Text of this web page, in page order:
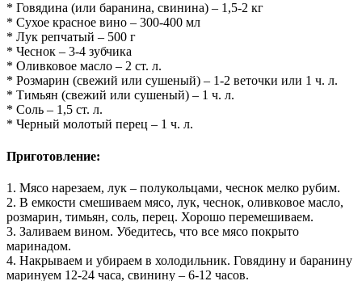
* Говядина (или баранина, свинина) – 1,5-2 кг
* Сухое красное вино – 300-400 мл
* Лук репчатый – 500 г
* Чеснок – 3-4 зубчика
* Оливковое масло – 2 ст. л.
* Розмарин (свежий или сушеный) – 1-2 веточки или 1 ч. л.
* Тимьян (свежий или сушеный) – 1 ч. л.
* Соль – 1,5 ст. л.
* Черный молотый перец – 1 ч. л.
Приготовление:
1. Мясо нарезаем, лук – полукольцами, чеснок мелко рубим.
2. В емкости смешиваем мясо, лук, чеснок, оливковое масло,
розмарин, тимьян, соль, перец. Хорошо перемешиваем.
3. Заливаем вином. Убедитесь, что все мясо покрыто
маринадом.
4. Накрываем и убираем в холодильник. Говядину и баранину
маринуем 12-24 часа, свинину – 6-12 часов.